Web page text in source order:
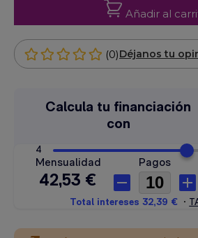
Añadir al
(0)Déjanos tu